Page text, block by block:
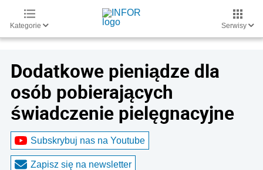
Kategorie Serwisy
Dodatkowe pieniądze dla
osób pobierających
świadczenie pielęgnacyjne
Subskrybuj nas na Youtube
Zapisz się na newsletter